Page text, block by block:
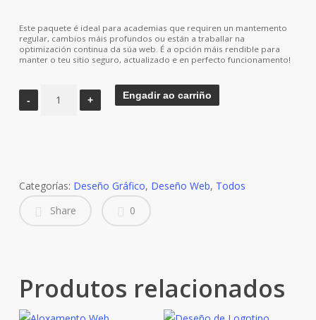
Este paquete é ideal para academias que requiren un mantemento
regular, cambios máis profundos ou están a traballar na
optimización continua da súa web. É a opción máis rendible para
manter o teu sitio seguro, actualizado e en perfecto funcionamento!
Traballo
cantidade
Engadir ao carriño
Categorías: Deseño Gráfico, Deseño Web, Todos
Share
0
Produtos relacionados